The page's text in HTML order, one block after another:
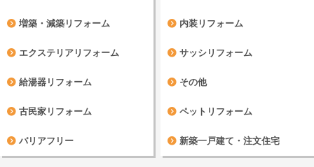
増築・減築リフォーム 内装リフォーム
エクステリアリフォーム サッシリフォーム
給湯器リフォーム その他
古民家リフォーム ペットリフォーム
バリアフリー 新築一戸建て・注文住宅